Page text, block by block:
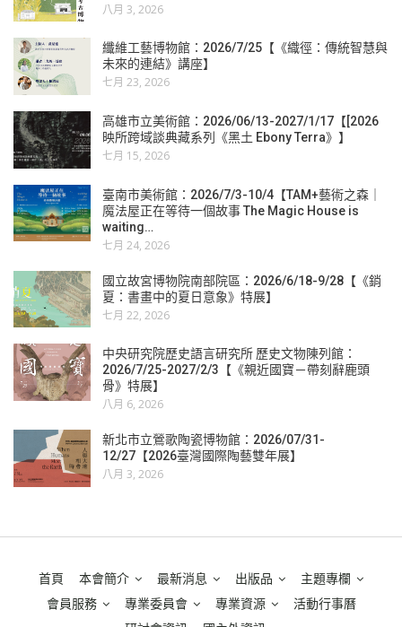
八月 3, 2026
纖維工藝博物館：2026/7/25【《織徑：傳統智慧與
未來的連結》講座】
七月 23, 2026
高雄市立美術館：2026/06/13-2027/1/17【[2026
映所跨域談典藏系列《黑土 Ebony Terra》】
七月 15, 2026
臺南市美術館：2026/7/3-10/4【TAM+藝術之森｜
魔法屋正在等待一個故事 The Magic House is
waiting…
七月 24, 2026
國立故宮博物院南部院區：2026/6/18-9/28【《銷
夏：書畫中的夏日意象》特展】
七月 22, 2026
中央研究院歷史語言研究所 歷史文物陳列館：
2026/7/25-2027/2/3【《親近國寶－帶刻辭鹿頭
骨》特展】
八月 6, 2026
新北市立鶯歌陶瓷博物館：2026/07/31-
12/27【2026臺灣國際陶藝雙年展】
八月 3, 2026
首頁 本會簡介 最新消息 出版品
主題專欄
會員服務
專業委員會 專業資源
活動行事曆